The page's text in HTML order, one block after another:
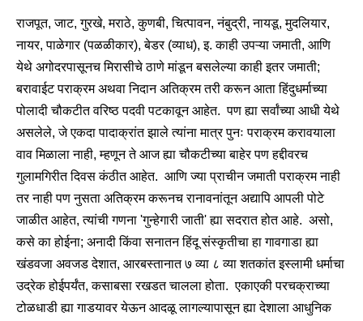
राजपूत, जाट, गुरखे, मराठे, कुणबी, चित्पावन, नंबुद्री, नायडू, मुदलियार,
नायर, पाळेगार (पळळीकार), बेडर (व्याध), इ. काही उपऱ्या जमाती, आणि
येथे अगोदरपासूनच मिरासीचे ठाणे मांडून बसलेल्या काही इतर जमाती;
बरावाईट पराक्रम अथवा निदान अतिक्रम तरी करून आता हिंदुधर्माच्या
पोलादी चौकटीत वरिष्ठ पदवी पटकावून आहेत. पण ह्या सर्वांच्या आधी येथे
असलेले, जे एकदा पादाक्रांत झाले त्यांना मात्र पुनः पराक्रम करावयाला
वाव मिळाला नाही, म्हणून ते आज ह्या चौकटीच्या बाहेर पण हद्दीवरच
गुलामगिरीत दिवस कंठीत आहेत. आणि ज्या प्राचीन जमाती पराक्रम नाही
तर नाही पण नुसता अतिक्रम करूनच रानावनांतून अद्यापि आपली पोटे
जाळीत आहेत, त्यांची गणना 'गुन्हेगारी जाती' ह्या सदरात होत आहे. असो,
कसे का होईना; अनादी किंवा सनातन हिंदू संस्कृतीचा हा गावगाडा ह्या
खंडवजा अवजड देशात, आरबस्तानात ७ व्या ८ व्या शतकांत इस्लामी धर्माचा
उद्रेक होईपर्यंत, कसाबसा रखडत चालला होता. एकाएकी परचक्राच्या
टोळधाडी ह्या गाडयावर येऊन आदळू लागल्यापासून ह्या देशाला आधुनिक